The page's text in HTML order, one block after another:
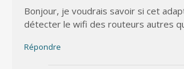
Bonjour, je voudrais savoir si cet
détecter le wifi des routeurs autres
Répondre